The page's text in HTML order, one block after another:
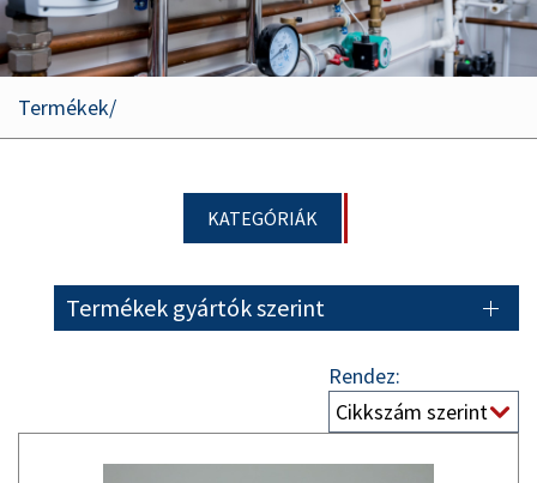
Termékek
KATEGÓRIÁK
Termékek gyártók szerint
Rendez: